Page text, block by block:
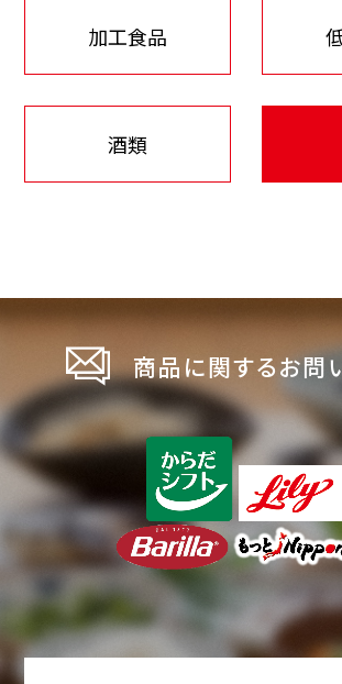
加工食品
酒類
商品に関するお問